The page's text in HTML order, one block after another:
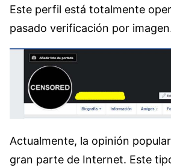
Este perfil está totalmente
pasado verificación por
Actualmente, la opinión
gran parte de Internet. Este